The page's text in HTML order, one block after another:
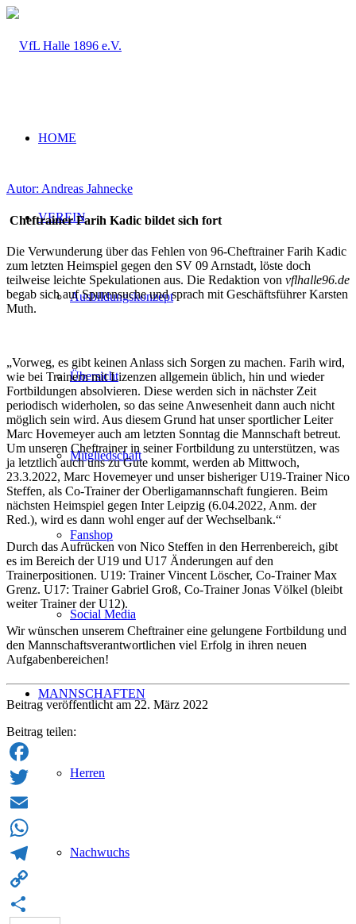
HOME
VEREIN
Ausbildungskonzept
Übersicht
Mitgliedschaft
Fanshop
Social Media
MANNSCHAFTEN
Herren
Nachwuchs
Autor: Andreas Jahnecke
Cheftrainer Farih Kadic bildet sich fort
Die Verwunderung über das Fehlen von 96-Cheftrainer Farih Kadic
zum letzten Heimspiel gegen den SV 09 Arnstadt, löste doch
teilweise leichte Spekulationen aus. Die Redaktion von vflhalle96.de
begab sich auf Spurensuche und sprach mit Geschäftsführer Karsten
Muth.
„Vorweg, es gibt keinen Anlass sich Sorgen zu machen. Farih wird,
wie bei Trainern mit Lizenzen allgemein üblich, hin und wieder
Fortbildungen absolvieren. Diese werden sich in nächster Zeit
periodisch widerholen, so das seine Anwesenheit dann auch nicht
möglich sein wird. Aus diesem Grund hat unser sportlicher Leiter
Marc Hovemeyer auch am letzten Sonntag die Mannschaft betreut.
Um unseren Cheftrainer in seiner Fortbildung zu unterstützen, was
ja letztlich auch uns zu Gute kommt, werden ab Mittwoch,
23.3.2022, Marc Hovemeyer und unser bisheriger U19-Trainer Nico
Steffen, als Co-Trainer der Oberligamannschaft fungieren. Beim
nächsten Heimspiel gegen Inter Leipzig (6.04.2022, Anm. der
Red.), wird es dann wohl enger auf der Wechselbank.“
Durch das Aufrücken von Nico Steffen in den Herrenbereich, gibt
es im Bereich der U19 und U17 Änderungen auf den
Trainerpositionen. U19: Trainer Vincent Löscher, Co-Trainer Max
Grenz. U17: Trainer Gabriel Groß, Co-Trainer Jonas Völkel (bleibt
weiter Trainer der U12).
Wir wünschen unserem Cheftrainer eine gelungene Fortbildung und
den Mannschaftsverantwortlichen viel Erfolg in ihren neuen
Aufgabenbereichen!
Beitrag veröffentlicht am 22. März 2022
Beitrag teilen:
Facebook
Twitter
Email
WhatsApp
Telegram
Copy